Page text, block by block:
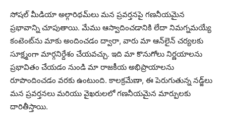
సోషల్ మీడియా అల్గారిథమ్‌లు మన ప్రవర్తనపై గణనీయమైన
ప్రభావాన్ని చూపుతాయి. మేము ఆస్వాదించడానికి లేదా నిమగ్నమయ్యే
కంటెంట్‌ను మాకు అందించడం ద్వారా, వారు మా ఆన్‌లైన్ చర్యలకు
సూక్ష్మంగా మార్గనిర్దేశం చేయవచ్చు. ఇది మా కొనుగోలు నిర్ణయాలను
ప్రభావితం చేయడం నుండి మా రాజకీయ అభిప్రాయాలను
రూపొందించడం వరకు ఉంటుంది. కాలక్రమేణా, ఈ పెరుగుతున్న నడ్జ్‌లు
మన ప్రవర్తనలు మరియు వైఖరులలో గణనీయమైన మార్పులకు
దారితీస్తాయి.